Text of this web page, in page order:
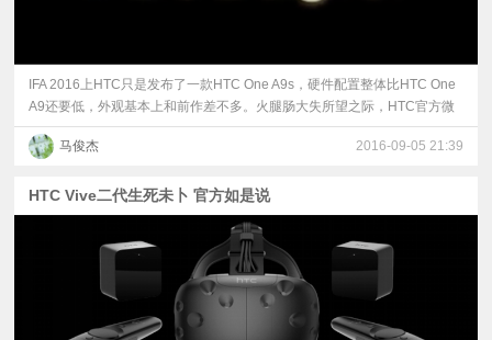
IFA 2016上HTC只是发布了一款HTC One A9s，硬件配置整体比HTC One
A9还要低，外观基本上和前作差不多。火腿肠大失所望之际，HTC官方微
马俊杰 2016-09-05 21:39
HTC Vive二代生死未卜 官方如是说